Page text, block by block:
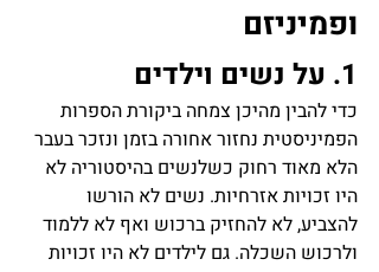
ופמיניזם
1. על נשים וילדים
כדי להבין מהיכן צמחה ביקורת הספרות
הפמיניסטית נחזור אחורה בזמן ונזכר בעבר
הלא מאוד רחוק כשלנשים בהיסטוריה לא
היו זכויות אזרחיות. נשים לא הורשו
להצביע, לא להחזיק ברכוש ואף לא ללמוד
ולרכוש השכלה. גם לילדים לא היו זכויות